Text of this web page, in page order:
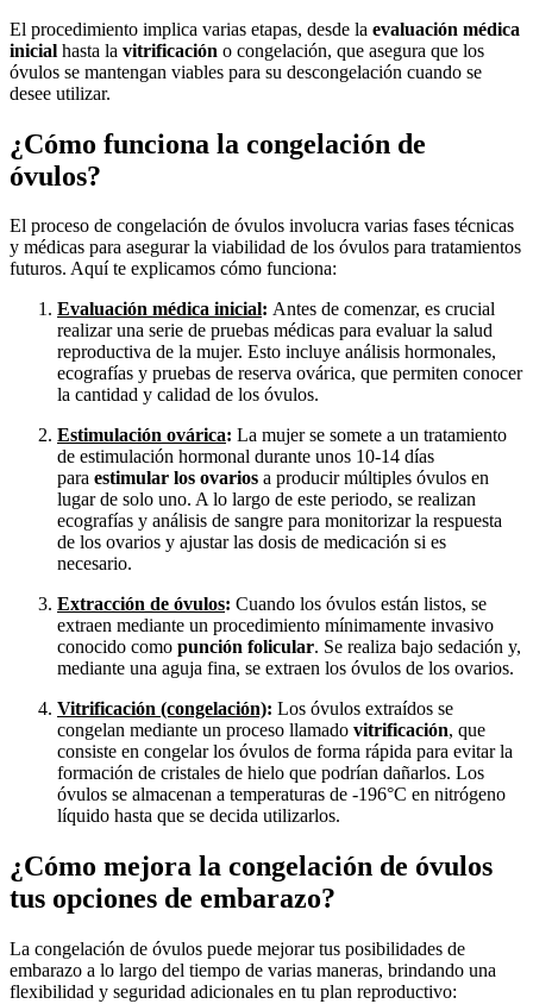
El procedimiento implica varias etapas, desde la evaluación médica
inicial hasta la vitrificación o congelación, que asegura que los
óvulos se mantengan viables para su descongelación cuando se
desee utilizar.
¿Cómo funciona la congelación de
óvulos?
El proceso de congelación de óvulos involucra varias fases técnicas
y médicas para asegurar la viabilidad de los óvulos para tratamientos
futuros. Aquí te explicamos cómo funciona:
Evaluación médica inicial: Antes de comenzar, es crucial
realizar una serie de pruebas médicas para evaluar la salud
reproductiva de la mujer. Esto incluye análisis hormonales,
ecografías y pruebas de reserva ovárica, que permiten conocer
la cantidad y calidad de los óvulos.
Estimulación ovárica: La mujer se somete a un tratamiento
de estimulación hormonal durante unos 10-14 días
para estimular los ovarios a producir múltiples óvulos en
lugar de solo uno. A lo largo de este periodo, se realizan
ecografías y análisis de sangre para monitorizar la respuesta
de los ovarios y ajustar las dosis de medicación si es
necesario.
Extracción de óvulos: Cuando los óvulos están listos, se
extraen mediante un procedimiento mínimamente invasivo
conocido como punción folicular. Se realiza bajo sedación y,
mediante una aguja fina, se extraen los óvulos de los ovarios.
Vitrificación (congelación): Los óvulos extraídos se
congelan mediante un proceso llamado vitrificación, que
consiste en congelar los óvulos de forma rápida para evitar la
formación de cristales de hielo que podrían dañarlos. Los
óvulos se almacenan a temperaturas de -196°C en nitrógeno
líquido hasta que se decida utilizarlos.
¿Cómo mejora la congelación de óvulos
tus opciones de embarazo?
La congelación de óvulos puede mejorar tus posibilidades de
embarazo a lo largo del tiempo de varias maneras, brindando una
flexibilidad y seguridad adicionales en tu plan reproductivo: